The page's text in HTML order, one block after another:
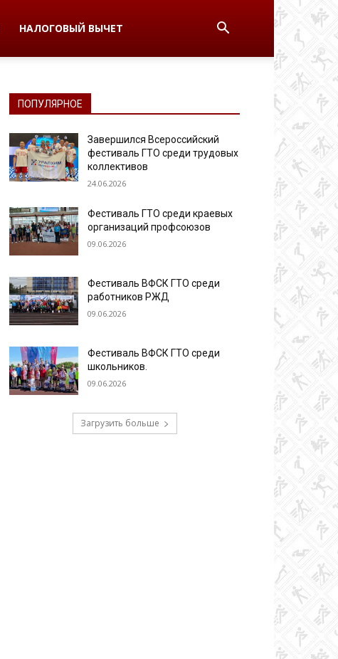
НАЛОГОВЫЙ ВЫЧЕТ
ПОПУЛЯРНОЕ
Завершился Всероссийский
фестиваль ГТО среди трудовых
коллективов
24.06.2026
Фестиваль ГТО среди краевых
организаций профсоюзов
09.06.2026
Фестиваль ВФСК ГТО среди
работников РЖД
09.06.2026
Фестиваль ВФСК ГТО среди
школьников.
09.06.2026
Загрузить больше